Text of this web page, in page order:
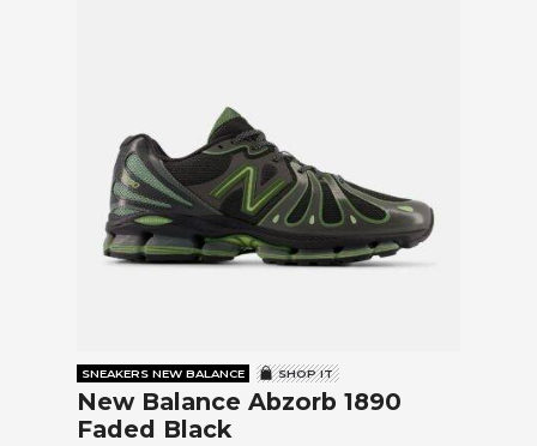
SNEAKERS NEW BALANCE SHOP IT
New Balance Abzorb 1890
Faded Black